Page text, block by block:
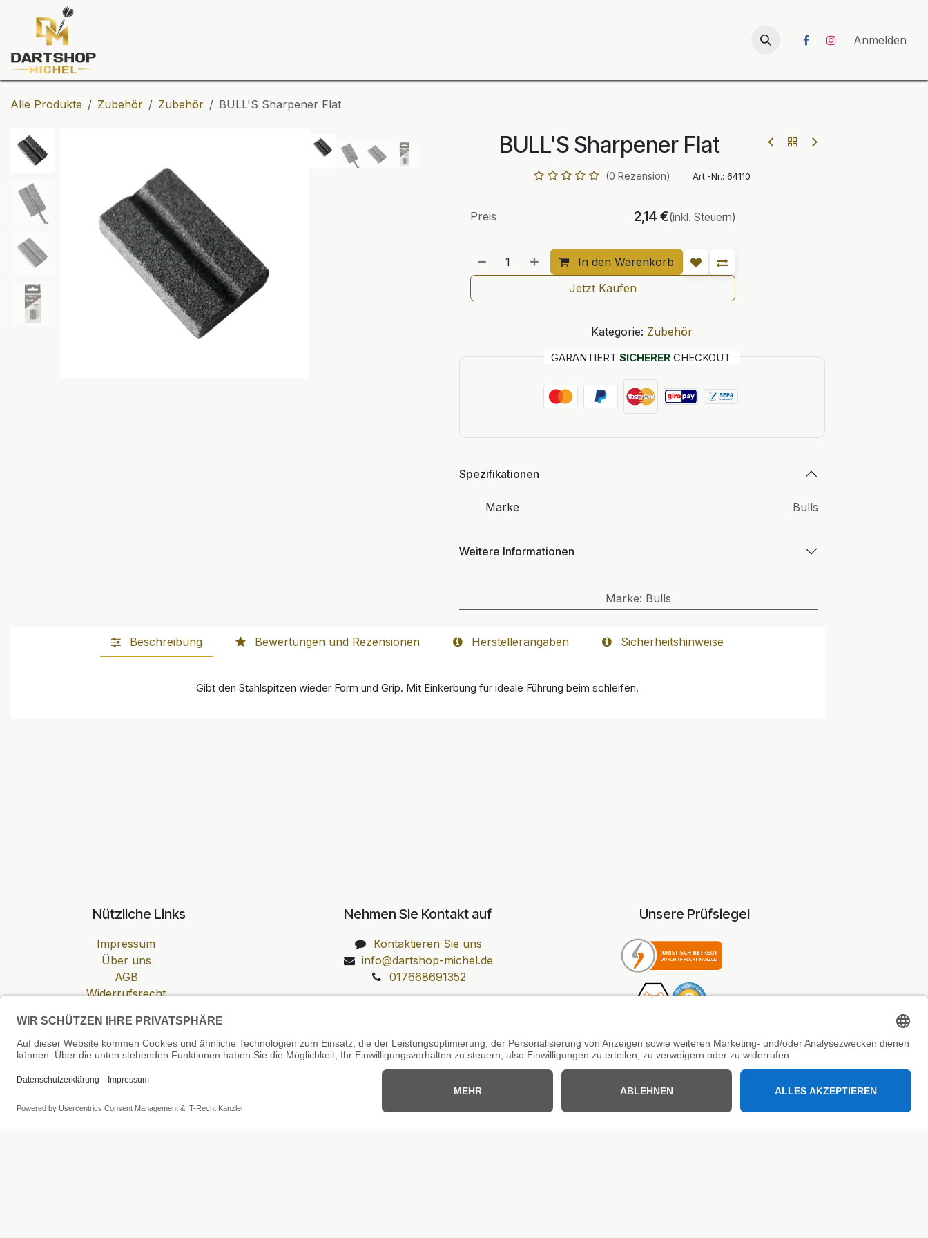
Zum Inhalt springen
UNICORN-Launch 2026 Anmelden
Alle Produkte Zubehör Zubehör BULL'S Sharpener Flat
BULL'S Sharpener Flat
(0 Rezension) Art.-Nr.: 64110
In den Warenkorb
Preis 2,14 €(inkl. Steuern)
Jetzt Kaufen
Kategorie: Zubehör
GARANTIERT SICHERERCHECKOUT
Spezifikationen
Marke Bulls
Weitere Informationen
Marke: Bulls
Beschreibung Bewertungen und Rezensionen Herstellerangaben Sicherheitshinweise
Gibt den Stahlspitzen wieder Form und Grip. Mit Einkerbung für ideale Führung beim schleifen.
Nützliche Links
Impressum
Über uns
AGB
Widerrufsrecht
Zahlung & Versand
Cookie-Einstellungen
Nehmen Sie Kontakt auf
Kontaktieren Sie uns
info@dartshop-michel.de
017668691352
Unsere Prüfsiegel